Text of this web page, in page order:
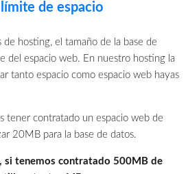
de espacio
de hosting, el tamaño de la base de
del espacio web. En nuestro hosting la
tanto espacio como espacio web hayas
tener contratado un espacio web de
20MB para la base de datos.
si tenemos contratado 500MB de